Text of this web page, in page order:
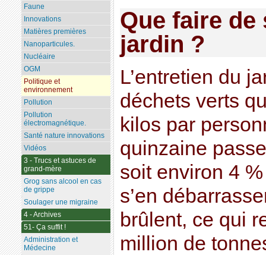
Que faire de
jardin ?
L’entretien du
déchets verts
kilos par
quinzaine
soit environ 4
s’en
brûlent, ce qui
million de
Faune
Innovations
Matières premières
Nanoparticules.
Nucléaire
OGM
Politique et
environnement
Pollution
Pollution
électromagnétique.
Santé nature innovations
Vidéos
3 - Trucs et astuces de
grand-mère
Grog sans alcool en cas
de grippe
Soulager une migraine
4 - Archives
51- Ça suffit !
Administration et
Médecine